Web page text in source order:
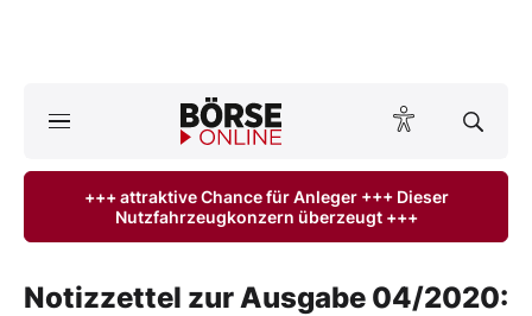
ktuelle Ausgabe BÖRSE ONLINE lesen
Anlageprodukte
+++ attraktive Chance für Anleger +++ Dieser
Nutzfahrzeugkonzern überzeugt +++
Notizzettel zur Ausgabe 04/2020: